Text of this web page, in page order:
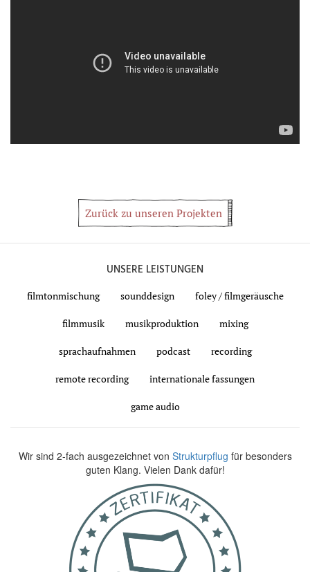
Zurück zu unseren Projekten
UNSERE LEISTUNGEN
filmtonmischung sounddesign foley / filmgeräusche
filmmusik musikproduktion mixing
sprachaufnahmen podcast recording
remote recording internationale fassungen
game audio
Wir sind 2-fach ausgezeichnet von Strukturpflug für besonders
guten Klang. Vielen Dank dafür!